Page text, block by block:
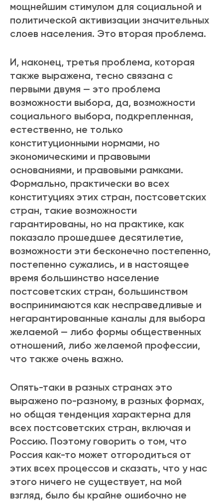
мощнейшим стимулом для социальной и
политической активизации значительных
слоев населения. Это вторая проблема.
И, наконец, третья проблема, которая
также выражена, тесно связана с
первыми двумя — это проблема
возможности выбора, да, возможности
социального выбора, подкрепленная,
естественно, не только
конституционными нормами, но
экономическими и правовыми
основаниями, и правовыми рамками.
Формально, практически во всех
конституциях этих стран, постсоветских
стран, такие возможности
гарантированы, но на практике, как
показало прошедшее десятилетие,
возможности эти бесконечно постепенно,
постепенно сужались, и в настоящее
время большинство население
постсоветских стран, большинством
воспринимаются как несправедливые и
негарантированные каналы для выбора
желаемой — либо формы общественных
отношений, либо желаемой профессии,
что также очень важно.
Опять-таки в разных странах это
выражено по-разному, в разных формах,
но общая тенденция характерна для
всех постсоветских стран, включая и
Россию. Поэтому говорить о том, что
Россия как-то может отгородиться от
этих всех процессов и сказать, что у нас
этого ничего не существует, на мой
взгляд, было бы крайне ошибочно не